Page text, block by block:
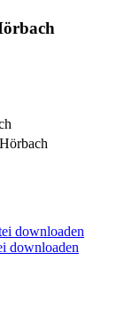
downloaden
downloaden